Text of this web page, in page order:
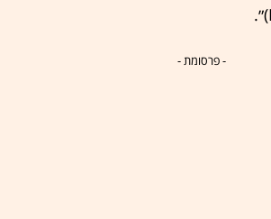
- פרסומת -